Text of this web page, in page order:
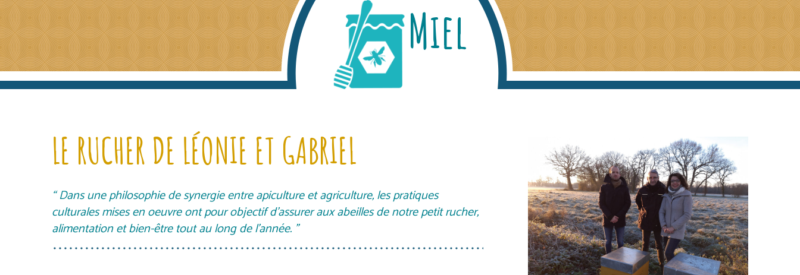
Miel
LE RUCHER DE LÉONIE ET GABRIEL
“ Dans une philosophie de synergie entre apiculture et agriculture, les pratiques
culturales mises en oeuvre ont pour objectif d’assurer aux abeilles de notre petit rucher,
alimentation et bien-être tout au long de l’année. ’’